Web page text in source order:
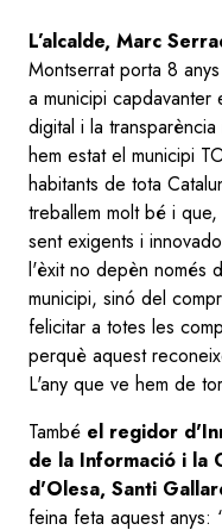
L’alcalde, Marc
Montserrat porta 8
a municipi capdavanter
digital i la
hem estat el municipi
habitants de tota
treballem molt bé i
sent exigents i
l'èxit no depèn només
municipi, sinó del
felicitar a totes les
perquè aquest
L'any que ve hem de
També el regidor
de la Informació i la
d'Olesa, Santi
feina feta aquest anys: